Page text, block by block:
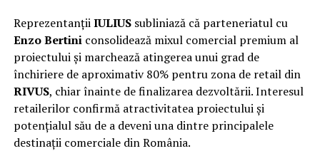
ReprezentanțiiIULIUSsubliniază că parteneriatul cu
Enzo Bertiniconsolidează mixul comercial premium al
proiectului și marchează atingerea unui grad de
închiriere de aproximativ 80% pentru zona de retail din
RIVUS, chiar înainte de finalizarea dezvoltării. Interesul
retailerilor confirmă atractivitatea proiectului și
potențialul său de a deveni una dintre principalele
destinații comerciale din România.